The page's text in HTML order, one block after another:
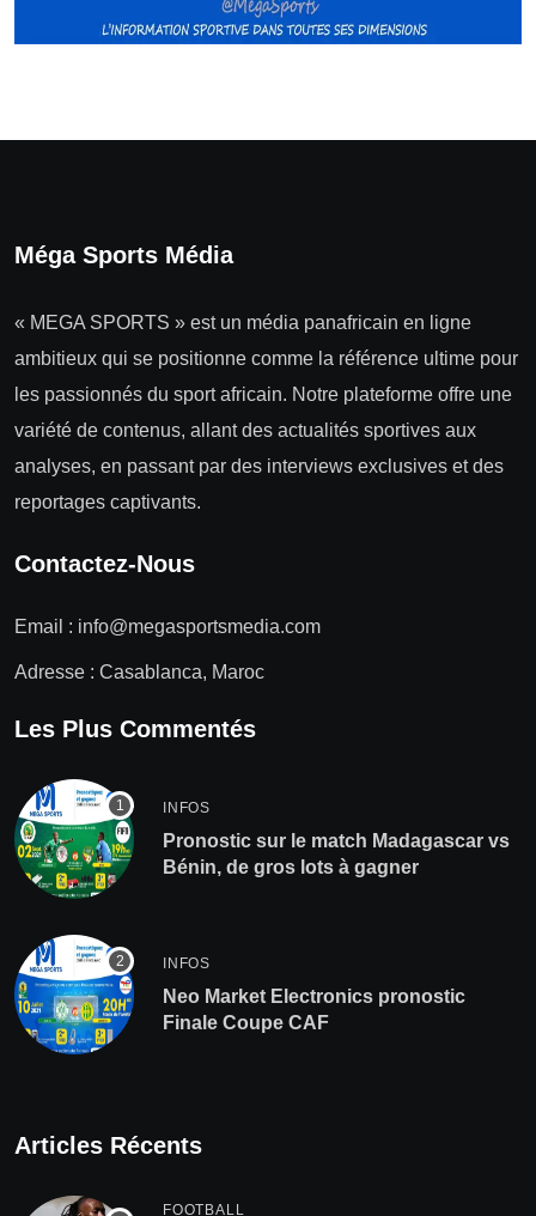
Méga Sports Média
« MEGA SPORTS » est un média panafricain en ligne
ambitieux qui se positionne comme la référence ultime pour
les passionnés du sport africain. Notre plateforme offre une
variété de contenus, allant des actualités sportives aux
analyses, en passant par des interviews exclusives et des
reportages captivants.
Contactez-Nous
Email : info@megasportsmedia.com
Adresse : Casablanca, Maroc
Les Plus Commentés
INFOS
Pronostic sur le match Madagascar vs
Bénin, de gros lots à gagner
INFOS
Neo Market Electronics pronostic
Finale Coupe CAF
Articles Récents
FOOTBALL